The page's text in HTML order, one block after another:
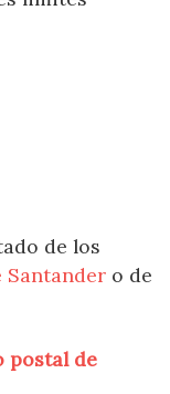
de los
Santander o de
postal de